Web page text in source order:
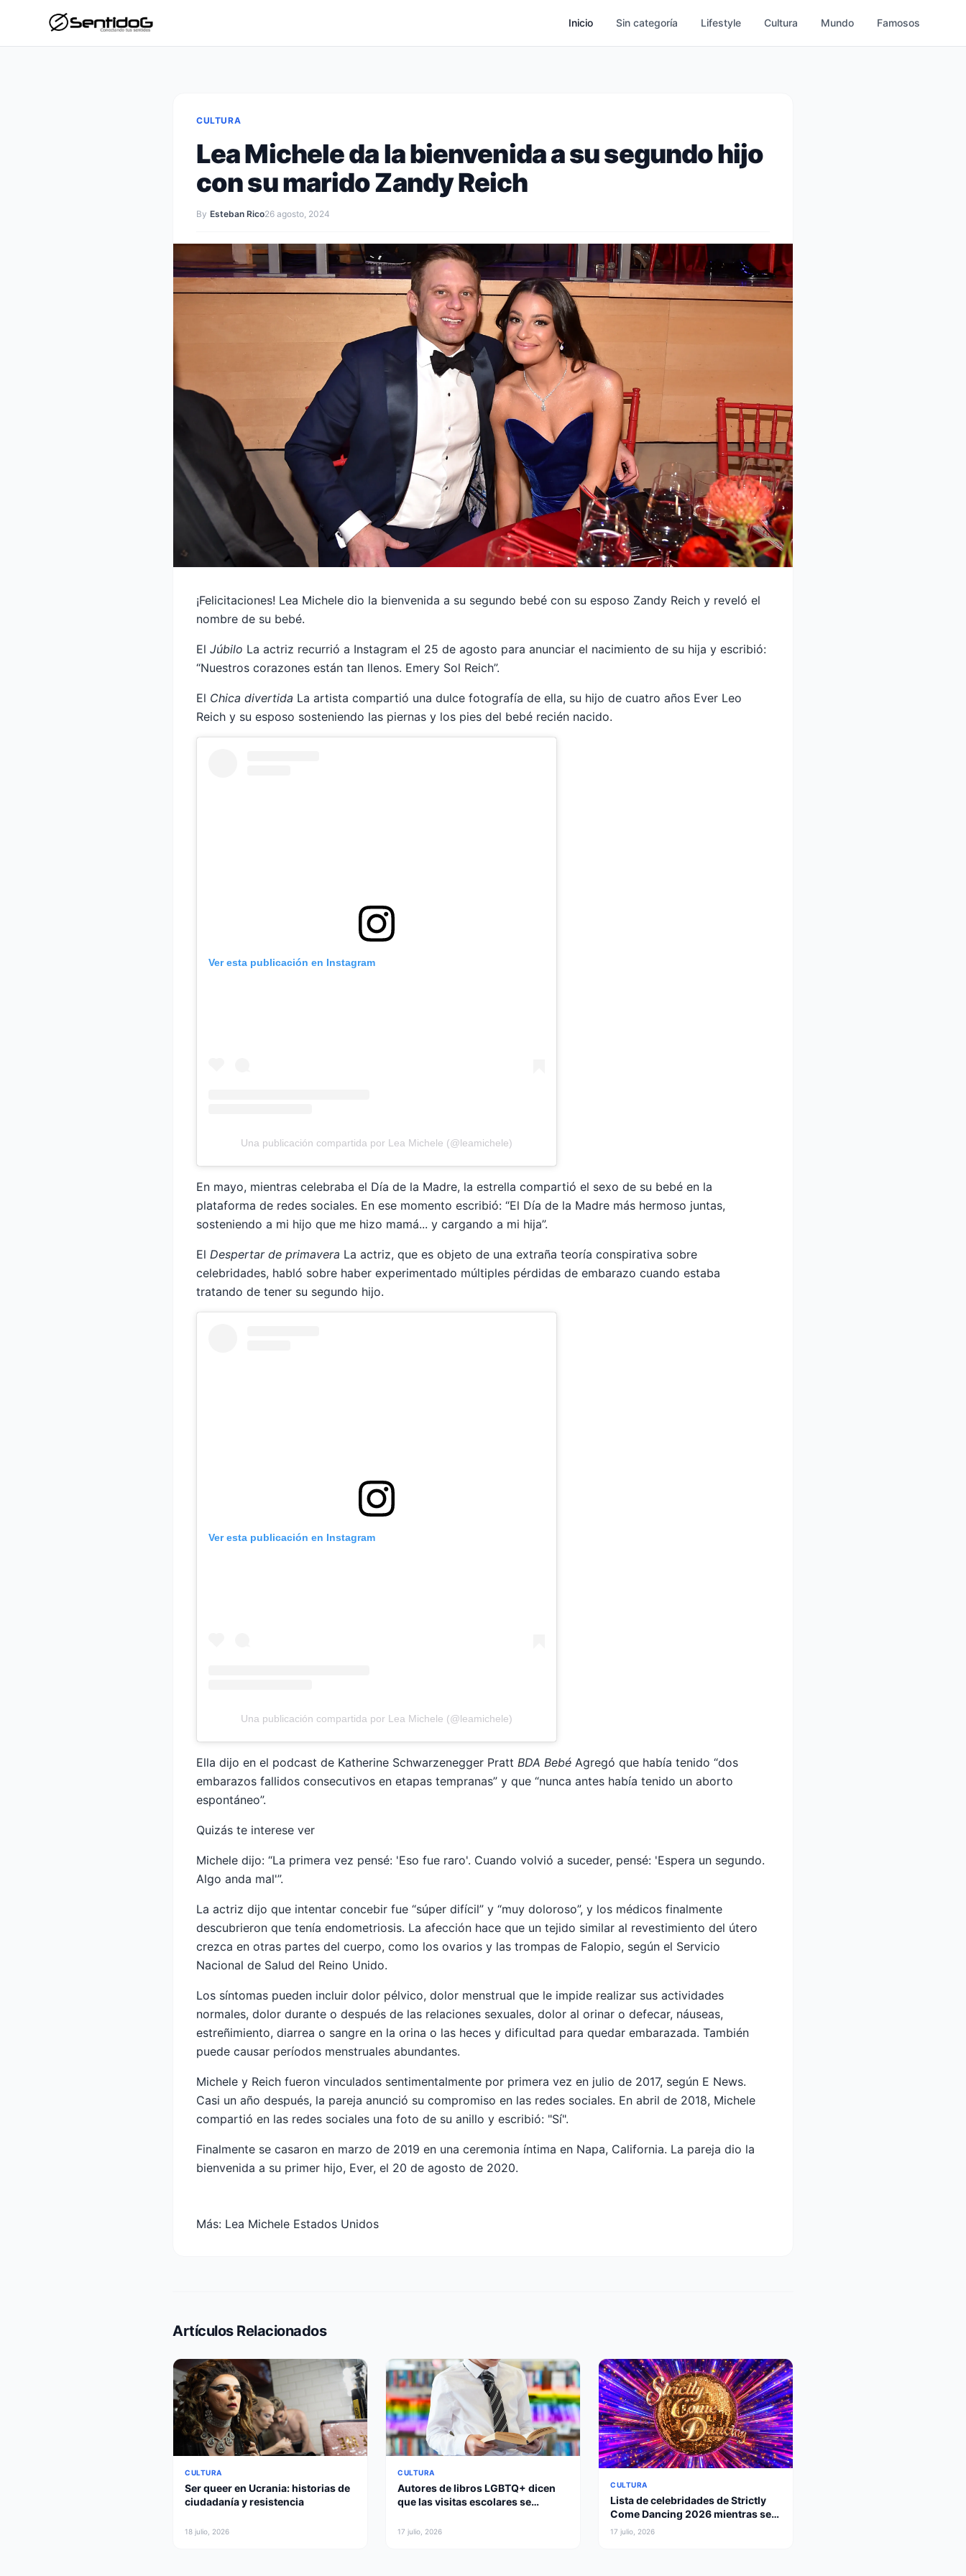
Inicio Sin categoría Lifestyle Cultura Mundo Famosos
CULTURA
Lea Michele da la bienvenida a su segundo hijo
con su marido Zandy Reich
By Esteban Rico26 agosto, 2024
¡Felicitaciones! Lea Michele dio la bienvenida a su segundo bebé con su esposo Zandy Reich y reveló el
nombre de su bebé.
El Júbilo La actriz recurrió a Instagram el 25 de agosto para anunciar el nacimiento de su hija y escribió:
“Nuestros corazones están tan llenos. Emery Sol Reich”.
El Chica divertida La artista compartió una dulce fotografía de ella, su hijo de cuatro años Ever Leo
Reich y su esposo sosteniendo las piernas y los pies del bebé recién nacido.
Ver esta publicación en Instagram
Una publicación compartida por Lea Michele (@leamichele)
En mayo, mientras celebraba el Día de la Madre, la estrella compartió el sexo de su bebé en la
plataforma de redes sociales. En ese momento escribió: “El Día de la Madre más hermoso juntas,
sosteniendo a mi hijo que me hizo mamá... y cargando a mi hija”.
El Despertar de primavera La actriz, que es objeto de una extraña teoría conspirativa sobre
celebridades, habló sobre haber experimentado múltiples pérdidas de embarazo cuando estaba
tratando de tener su segundo hijo.
Ver esta publicación en Instagram
Una publicación compartida por Lea Michele (@leamichele)
Ella dijo en el podcast de Katherine Schwarzenegger Pratt BDA Bebé Agregó que había tenido “dos
embarazos fallidos consecutivos en etapas tempranas” y que “nunca antes había tenido un aborto
espontáneo”.
Quizás te interese ver
Michele dijo: “La primera vez pensé: 'Eso fue raro'. Cuando volvió a suceder, pensé: 'Espera un segundo.
Algo anda mal'”.
La actriz dijo que intentar concebir fue “súper difícil” y “muy doloroso”, y los médicos finalmente
descubrieron que tenía endometriosis. La afección hace que un tejido similar al revestimiento del útero
crezca en otras partes del cuerpo, como los ovarios y las trompas de Falopio, según el Servicio
Nacional de Salud del Reino Unido.
Los síntomas pueden incluir dolor pélvico, dolor menstrual que le impide realizar sus actividades
normales, dolor durante o después de las relaciones sexuales, dolor al orinar o defecar, náuseas,
estreñimiento, diarrea o sangre en la orina o las heces y dificultad para quedar embarazada. También
puede causar períodos menstruales abundantes.
Michele y Reich fueron vinculados sentimentalmente por primera vez en julio de 2017, según E News.
Casi un año después, la pareja anunció su compromiso en las redes sociales. En abril de 2018, Michele
compartió en las redes sociales una foto de su anillo y escribió: "Sí".
Finalmente se casaron en marzo de 2019 en una ceremonia íntima en Napa, California. La pareja dio la
bienvenida a su primer hijo, Ever, el 20 de agosto de 2020.
Más: Lea Michele Estados Unidos
Artículos Relacionados
CULTURA
Ser queer en Ucrania: historias de
ciudadanía y resistencia
18 julio, 2026
CULTURA
Autores de libros LGBTQ+ dicen
que las visitas escolares se
padres
17 julio, 2026
CULTURA
Lista de celebridades de Strictly
Come Dancing 2026 mientras se
une la leyenda paralímpica
17 julio, 2026